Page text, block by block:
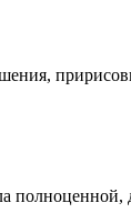
полноценной,